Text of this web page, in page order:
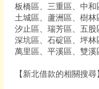
板橋區、三重區、中和
土城區、蘆洲區、樹林
汐止區、瑞芳區、五股
深坑區、石碇區、坪林
萬里區、平溪區、雙
【新北借款的相關搜尋